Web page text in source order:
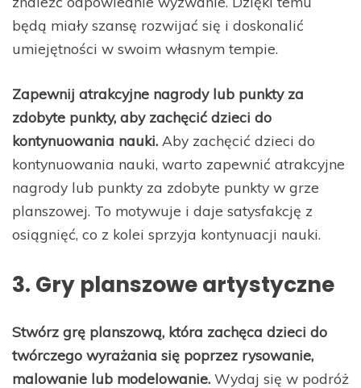
będą miały szansę rozwijać się i doskonalić
umiejętności w swoim własnym tempie.
Zapewnij atrakcyjne nagrody lub punkty za
zdobyte punkty, aby zachęcić dzieci do
kontynuowania nauki. Aby zachęcić dzieci do
kontynuowania nauki, warto zapewnić atrakcyjne
nagrody lub punkty za zdobyte punkty w grze
planszowej. To motywuje i daje satysfakcję z
osiągnięć, co z kolei sprzyja kontynuacji nauki.
3. Gry planszowe artystyczne
Stwórz grę planszową, która zachęca dzieci do
twórczego wyrażania się poprzez rysowanie,
malowanie lub modelowanie. Wydaj się w podróż